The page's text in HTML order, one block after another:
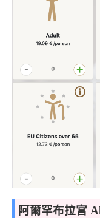
阿爾罕布拉宮